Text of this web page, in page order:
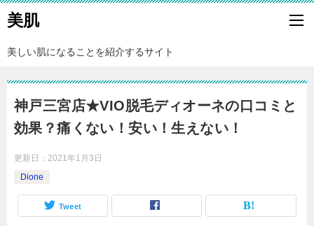
美肌
美しい肌になることを紹介するサイト
神戸三宮店★VIO脱毛ディオーネの口コミと
効果？痛くない！安い！生えない！
更新日： 2021年1月3日
Dione
Tweet